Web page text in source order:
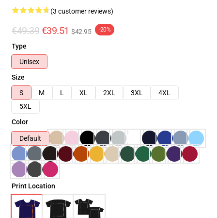
(3 customer reviews)
€49.39 €39.51 $42.95 -20%
Type
Unisex
Size
S
M L XL 2XL 3XL
4XL
5XL
Color
Default
Print Location